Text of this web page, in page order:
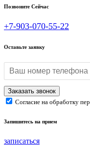
Позвоните Сейчас
+7-903-070-55-22
Оставьте заявку
Согласие на обработку
Запишитесь на прием
записаться